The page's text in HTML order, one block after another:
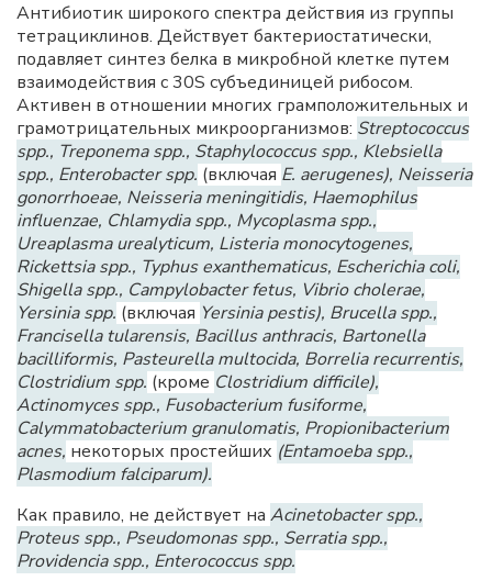
Антибиотик широкого спектра действия из группы
тетрациклинов. Действует бактериостатически,
подавляет синтез белка в микробной клетке путем
взаимодействия с 30S субъединицей рибосом.
Активен в отношении многих грамположительных и
грамотрицательных микроорганизмов: Streptococcus
spp., Treponema spp., Staphylococcus spp., Klebsiella
spp., Enterobacter spp. (включая Е. aerugenes), Neisseria
gonorrhoeae, Neisseria meningitidis, Haemophilus
influenzae, Chlamydia spp., Mycoplasma spp.,
Ureaplasma urealyticum, Listeria monocytogenes,
Rickettsia spp., Typhus exanthematicus, Escherichia coli,
Shigella spp., Campylobacter fetus, Vibrio cholerae,
Yersinia spp. (включая Yersinia pestis), Brucella spp.,
Francisella tularensis, Bacillus anthracis, Bartonella
bacilliformis, Pasteurella multocida, Borrelia recurrentis,
Clostridium spp. (кроме Clostridium difficile),
Actinomyces spp., Fusobacterium fusiforme,
Calymmatobacterium granulomatis, Propionibacterium
acnes, некоторых простейших (Entamoeba spp.,
Plasmodium falciparum).
Как правило, не действует на Acinetobacter spp.,
Proteus spp., Pseudomonas spp., Serratia spp.,
Providencia spp., Enterococcus spp.